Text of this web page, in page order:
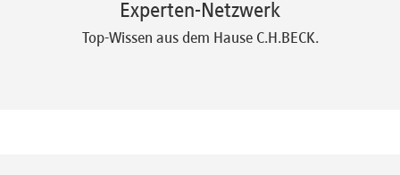
Experten-Netzwerk
Top-Wissen aus dem Hause C.H.BECK.